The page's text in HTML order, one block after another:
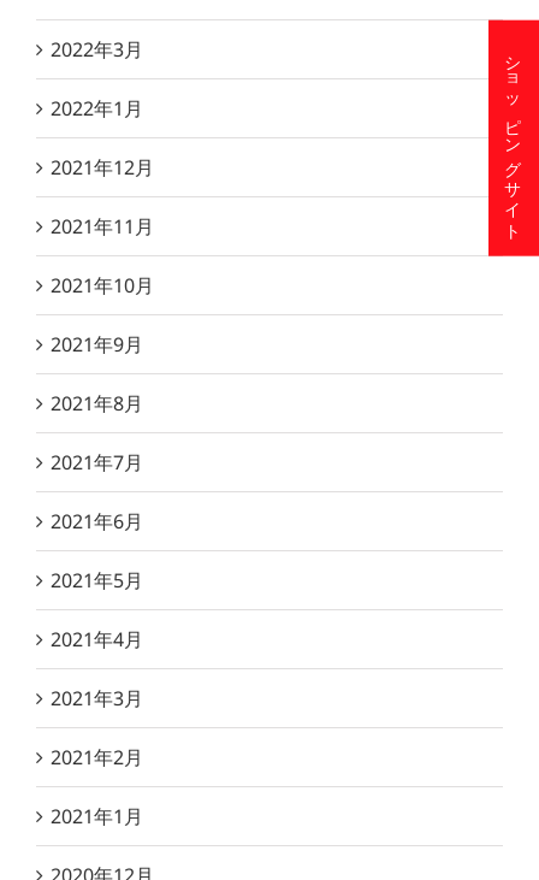
2022年3月
2022年1月
2021年12月
2021年11月
2021年10月
2021年9月
2021年8月
2021年7月
2021年6月
2021年5月
2021年4月
2021年3月
2021年2月
2021年1月
ショッピングサイト